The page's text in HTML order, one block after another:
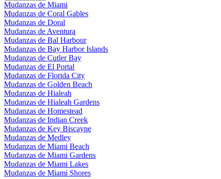
Mudanzas de Miami
Mudanzas de Coral Gables
Mudanzas de Doral
Mudanzas de Aventura
Mudanzas de Bal Harbour
Mudanzas de Bay Harbor Islands
Mudanzas de Cutler Bay
Mudanzas de El Portal
Mudanzas de Florida City
Mudanzas de Golden Beach
Mudanzas de Hialeah
Mudanzas de Hialeah Gardens
Mudanzas de Homestead
Mudanzas de Indian Creek
Mudanzas de Key Biscayne
Mudanzas de Medley
Mudanzas de Miami Beach
Mudanzas de Miami Gardens
Mudanzas de Miami Lakes
Mudanzas de Miami Shores